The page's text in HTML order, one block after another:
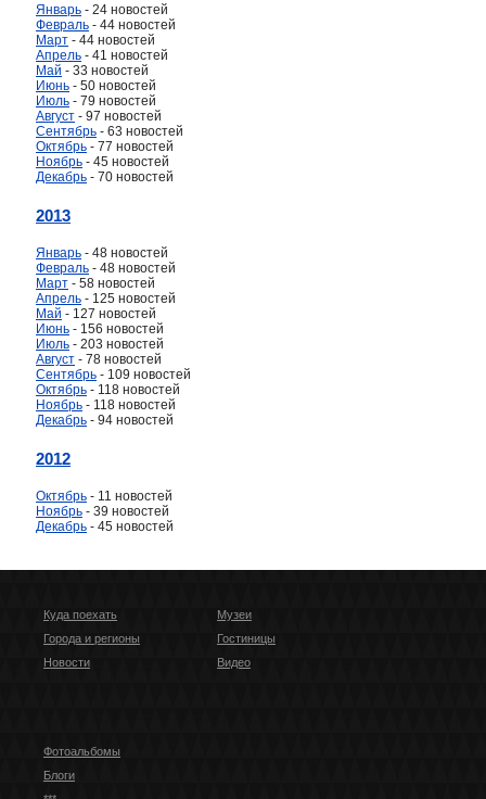
Январь - 24 новостей
Февраль - 44 новостей
Март - 44 новостей
Апрель - 41 новостей
Май - 33 новостей
Июнь - 50 новостей
Июль - 79 новостей
Август - 97 новостей
Сентябрь - 63 новостей
Октябрь - 77 новостей
Ноябрь - 45 новостей
Декабрь - 70 новостей
2013
Январь - 48 новостей
Февраль - 48 новостей
Март - 58 новостей
Апрель - 125 новостей
Май - 127 новостей
Июнь - 156 новостей
Июль - 203 новостей
Август - 78 новостей
Сентябрь - 109 новостей
Октябрь - 118 новостей
Ноябрь - 118 новостей
Декабрь - 94 новостей
2012
Октябрь - 11 новостей
Ноябрь - 39 новостей
Декабрь - 45 новостей
Куда поехать
Города и регионы
Новости
Музеи
Гостиницы
Видео
Фотоальбомы
Блоги